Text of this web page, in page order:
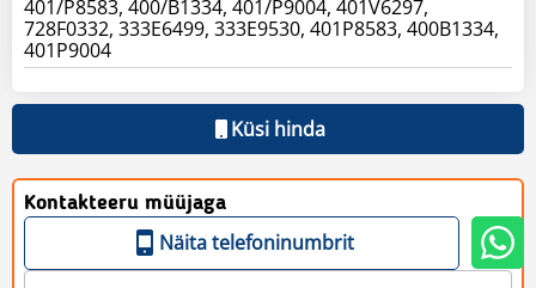
401/P8583, 400/B1334, 401/P9004, 401V6297,
728F0332, 333E6499, 333E9530, 401P8583, 400B1334,
401P9004
Küsi hinda
Kontakteeru müüjaga
Näita telefoninumbrit